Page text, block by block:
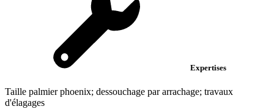
Expertises
Taille palmier phoenix; dessouchage par arrachage; travaux
d'élagages